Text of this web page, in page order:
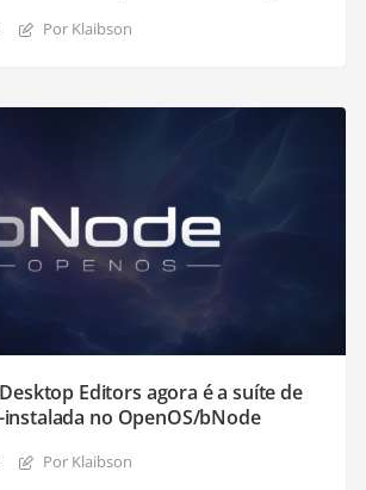
Por Klaibson
Desktop Editors agora é a suíte de
no OpenOS/bNode
Por Klaibson